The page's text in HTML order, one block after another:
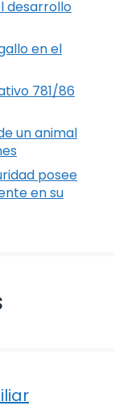
desarrollo
en el
781/86
un animal
posee
en su